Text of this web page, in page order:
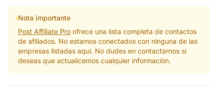
Nota importante
Post Affiliate Pro ofrece una lista completa de contactos
de afiliados. No estamos conectados con ninguna de las
empresas listadas aquí. No dudes en contactarnos si
deseas que actualicemos cualquier información.